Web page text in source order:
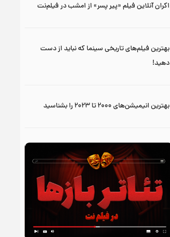
اکران آنلاین فیلم «پیر پسر» از امشب در فیلم‌نت
بهترین فیلم‌های تاریخی سینما که نباید از دست
دهید!
بهترین انیمیشن‌های ۲۰۰۰ تا ۲۰۲۳ را بشناسید